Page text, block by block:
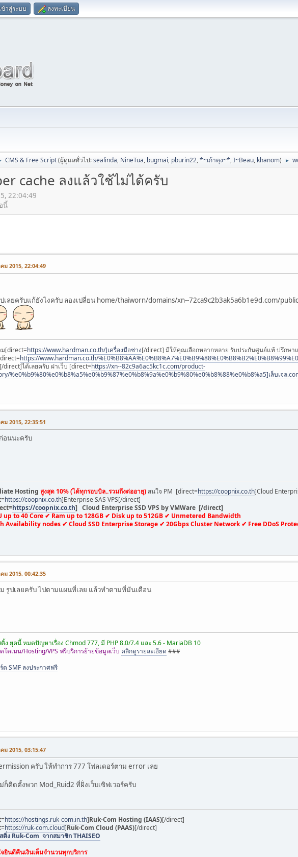
ข้าสู่ระบบ ลงทะเบียน
CMS & Free Script(ผู้ดูแลทั่วไป:sealinda, NineTua, bugmai, pburin22,*~เก้าคุง~*,I~Beau, khanom) ►
cache ลงแล้วใช้ไม่ได้ครับ
22:04:49
นี้
ม 2015, 22:04:49
เลยครับแก้ยังไงครับ ลองเปลี่ยน home/thaiworn/domains/xn--72ca9c2b3ak5a6b1e9d.com/
[direct=https://www.hardman.co.th/]เครื่องมือช่าง[/direct] มีให้คุณเลือกหลากหลาย รับประกันศูนย์แท้ ปรึกษา
https://www.hardman.co.th/
[/direct]ได้เลยครับ ฝาเว็บ [direct=https://xn--82c9a6ac5kc1c.com/product-
%e0%b9%80%e0%b8%a5%e0%b9%87%e0%b8%9a%e0%b9%80%e0%b8%88%e0%b8%a5]เล็บเจล
ม 2015, 22:35:51
อนนะครับ
Hosting สูงสุด 10% (ได้ทุกรอบบิล..รวมถึงต่ออายุ) สนใจ PM [direct=https://coopnix.co.th]Cloud
https://coopnix.co.th]Enterprise SAS VPS[/direct]
https://coopnix.co.th] Cloud Enterprise SSD VPS by VMWare [/direct]
up to 40 Core ✔ Ram up to 128GB ✔ Disk up to 512GB ✔ Unmetered Bandwidth
Availability nodes ✔ Cloud SSD Enterprise Storage ✔ 20Gbps Cluster Network ✔ Free DDoS
ม 2015, 00:42:35
รูปเลยครับ ไปตามแผนที่เลย แล้วทำตามที่มันเตือน
ง ยุคนี้ หมดปัญหาเรื่อง Chmod 777, มี PHP 8.0/7.4 และ 5.6 - MariaDB 10
โดเมน/Hosting/VPS ฟรีบริการย้ายข้อมูลเว็บ คลิกดูรายละเอียด ###
ด SMF ลงประกาศฟรี
ม 2015, 03:15:47
ครับ ให้ทำการ 777 โฟลเดอร์ตาม error เลย
ก็ติดตั้งพวก Mod_Ruid2 ที่ฝั่งเว็บเซิฟเวอร์ครับ
https://hostings.ruk-com.in.th]Ruk-Com Hosting (IAAS)[/direct]
https://ruk-com.cloud]Ruk-Com Cloud (PAAS)[/direct]
ติ่ง Ruk-Com จากสมาชิก THAISEO
ยินดีคืนเงินเต็มจำนวนทุกบริการ